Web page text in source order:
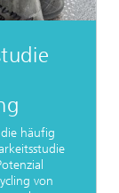
häufig
von